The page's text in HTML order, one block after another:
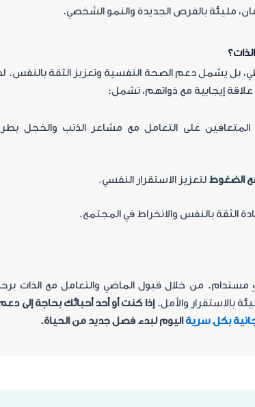
مليئة بالفرص الجديدة والنمو الشخصي.
بل يشمل دعم الصحة النفسية وتعزيز الثقة بالنفس.
إيجابية مع ذواتهم، تشمل:
على التعامل مع مشاعر الذنب والخجل
مع الضغوط لتعزيز الاستقرار النفسي.
الثقة بالنفس والانخراط في المجتمع.
مستدام. من خلال قبول الماضي والتعامل مع الذات
بالاستقرار والأمل.إذا كنت أو أحد أحبائك بحاجة إلى
بكل سرية اليوم لبدء فصل جديد من الحياة.